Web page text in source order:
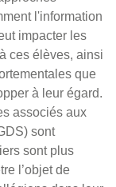
l'information
impacter les
ces élèves, ainsi
que
à leur égard.
associés aux
sont
sont plus
l’objet de